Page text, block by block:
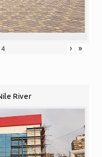
4 › »
River